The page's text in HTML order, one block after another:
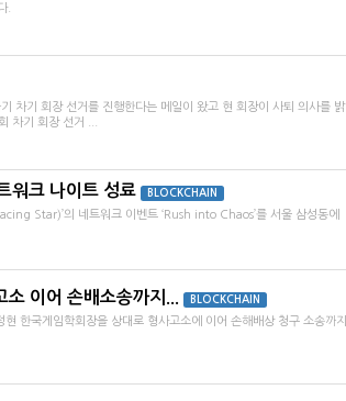
.
차기 회장 선거를 진행한다는 메일이 왔고 현 회장이 사퇴 의사를 밝
차기 회장 선거 ...
워크 나이트 성료 BLOCKCHAIN
Star)’의 네트워크 이벤트 ‘Rush into Chaos’를 서울 삼성동에
이어 손배소송까지... BLOCKCHAIN
한국게임학회장을 상대로 형사고소에 이어 손해배상 청구 소송까지